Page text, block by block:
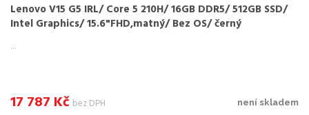
Lenovo V15 G5 IRL/ Core 5 210H/ 16GB DDR5/ 512GB SSD/
Intel Graphics/ 15.6"FHD,matný/ Bez OS/ černý
...
není skladem
17 787 Kč bez DPH